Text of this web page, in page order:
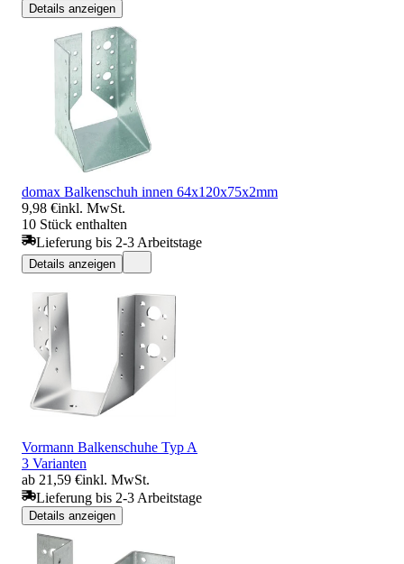
Details anzeigen
domax Balkenschuh innen 64x120x75x2mm
9,98 €inkl. MwSt.
10 Stück enthalten
Lieferung bis 2-3 Arbeitstage
Details anzeigen
Vormann Balkenschuhe Typ A
3 Varianten
ab 21,59 €inkl. MwSt.
Lieferung bis 2-3 Arbeitstage
Details anzeigen